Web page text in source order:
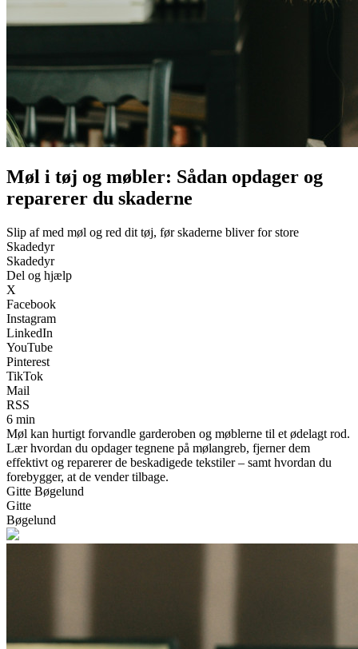
Møl i tøj og møbler: Sådan opdager og
reparerer du skaderne
Slip af med møl og red dit tøj, før skaderne bliver for store
Skadedyr
Skadedyr
Del og hjælp
X
Facebook
Instagram
LinkedIn
YouTube
Pinterest
TikTok
Mail
RSS
6 min
Møl kan hurtigt forvandle garderoben og møblerne til et ødelagt rod.
Lær hvordan du opdager tegnene på mølangreb, fjerner dem
effektivt og reparerer de beskadigede tekstiler – samt hvordan du
forebygger, at de vender tilbage.
Gitte Bøgelund
Gitte
Bøgelund